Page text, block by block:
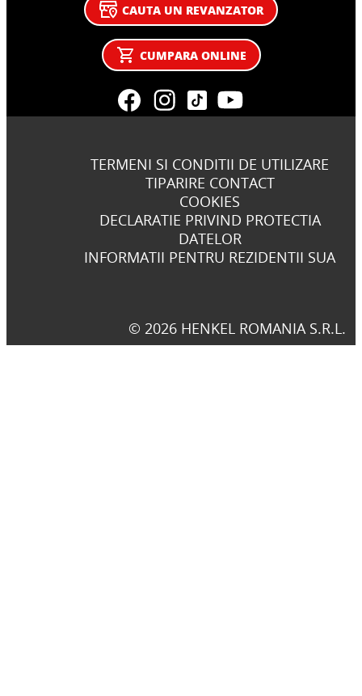
CAUTA UN REVANZATOR
CUMPARA ONLINE
TERMENI SI CONDITII DE UTILIZARE
TIPARIRE CONTACT
COOKIES
DECLARATIE PRIVIND PROTECTIA
DATELOR
INFORMATII PENTRU REZIDENTII SUA
© 2026 HENKEL ROMANIA S.R.L.